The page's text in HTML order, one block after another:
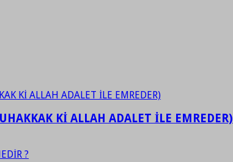
Kİ ALLAH ADALET İLE EMREDER)